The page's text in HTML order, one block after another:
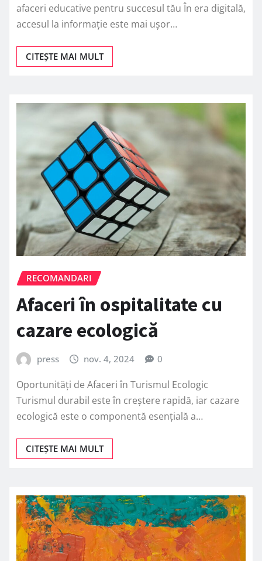
afaceri educative pentru succesul tău În era digitală,
accesul la informație este mai ușor…
CITEȘTE MAI MULT
RECOMANDARI
Afaceri în ospitalitate cu
cazare ecologică
press nov. 4, 2024 0
Oportunități de Afaceri în Turismul Ecologic
Turismul durabil este în creștere rapidă, iar cazare
ecologică este o componentă esențială a…
CITEȘTE MAI MULT